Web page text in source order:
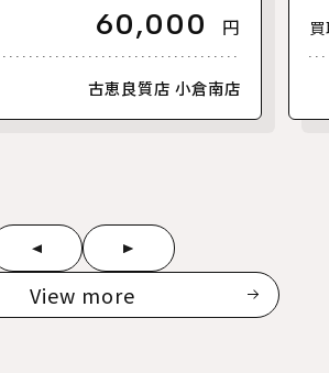
60,000 円
古恵良質店 小倉南店
View more